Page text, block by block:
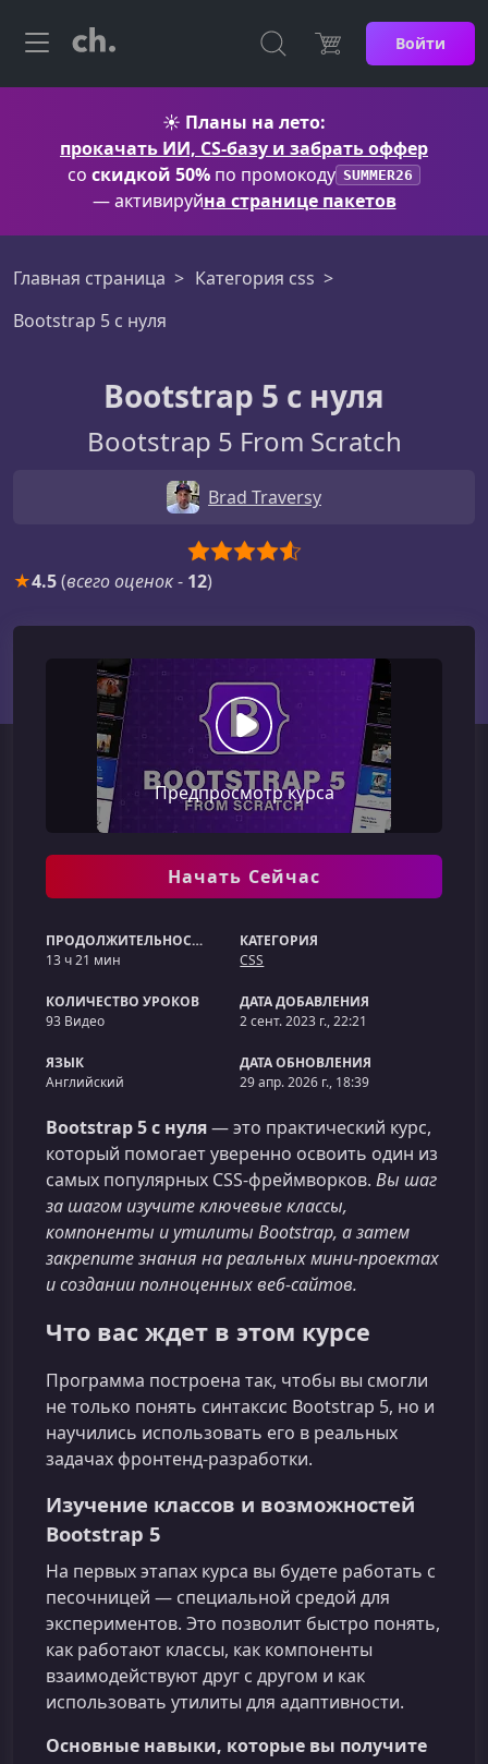
Войти
☀️ Планы на лето:
прокачать ИИ, CS-базу и забрать оффер
со скидкой 50% по промокоду SUMMER26
— активируйна странице пакетов
Главная страница
Категория css
Bootstrap 5 c нуля
Bootstrap 5 c нуля
Bootstrap 5 From Scratch
Brad Traversy
★4.5(всего оценок- 12)
Предпросмотр курса
Начать Сейчас
ПРОДОЛЖИТЕЛЬНОСТЬ
13 ч 21 мин
КАТЕГОРИЯ
CSS
КОЛИЧЕСТВО УРОКОВ
93 Видео
ДАТА ДОБАВЛЕНИЯ
2 сент. 2023 г., 22:21
ЯЗЫК
Английский
ДАТА ОБНОВЛЕНИЯ
29 апр. 2026 г., 18:39
Bootstrap 5 c нуля— это практический курс,
который помогает уверенно освоить один из
самых популярных CSS‑фреймворков. Вы шаг
за шагом изучите ключевые классы,
компоненты и утилиты Bootstrap, а затем
закрепите знания на реальных мини‑проектах
и создании полноценных веб‑сайтов.
Что вас ждет в этом курсе
Программа построена так, чтобы вы смогли
не только понять синтаксис Bootstrap 5, но и
научились использовать его в реальных
задачах фронтенд‑разработки.
Изучение классов и возможностей
Bootstrap 5
На первых этапах курса вы будете работать с
песочницей — специальной средой для
экспериментов. Это позволит быстро понять,
как работают классы, как компоненты
взаимодействуют друг с другом и как
использовать утилиты для адаптивности.
Основные навыки, которые вы получите